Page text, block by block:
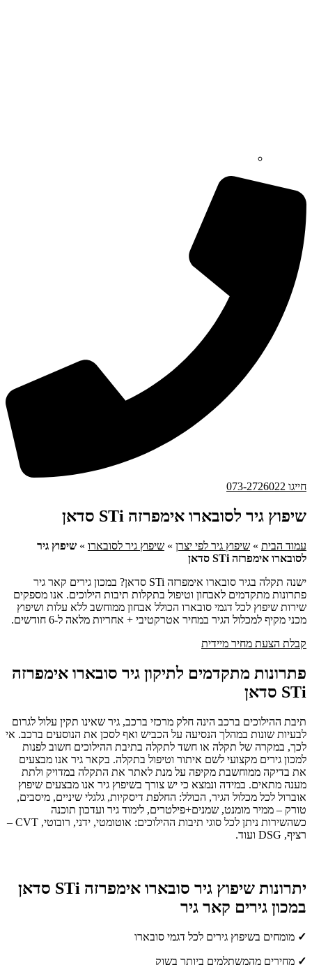
חייגו 073-2726022
שיפוץ גיר לסובארו אימפרזה STi סדאן
עמוד הבית » שיפוץ גיר לפי יצרן » שיפוץ גיר לסובארו » שיפוץ גיר
לסובארו אימפרזה STi סדאן
ישנה תקלה בגיר סובארו אימפרזה STi סדאן? במכון גירים קאר גיר
פתרונות מתקדמים לאבחון וטיפול בתקלות תיבות הילוכים. אנו מספקים
שירות שיפוץ לכל דגמי סובארו הכולל אבחון ממוחשב ללא עלות ושיפוץ
מכני מקיף למכלול הגיר במחיר אטרקטיבי + אחריות מלאה ל-6 חודשים.
קבלת הצעת מחיר מיידית
פתרונות מתקדמים לתיקון גיר סובארו אימפרזה
STi סדאן
תיבת ההילוכים ברכב הינה חלק מרכזי ברכב, גיר שאינו תקין עלול לגרום
לבעיות שונות במהלך הנסיעה על הכביש ואף לסכן את הנוסעים ברכב. אי
לכך, במקרה של תקלה או חשד לתקלה בתיבת ההילוכים חשוב לפנות
למכון גירים מקצועי לשם איתור וטיפול בתקלה. בקאר גיר אנו מבצעים
את בדיקה ממוחשבת מקיפה על מנת לאתר את התקלה במדויק ולתת
מענה מתאים. במידה ונמצא כי יש צורך בשיפוץ גיר אנו מבצעים שיפוץ
אוברול לכל מכלול הגיר, הכולל: החלפת דיסקיות, גלגלי שיניים, מיסבים,
טורק – ממיר מומנט, שמנים+פילטרים, לימוד גיר ועדכון תוכנה
כשהשירות ניתן לכל סוגי תיבות ההילוכים: אוטומטי, ידני, רובוטי, CVT –
רציף, DSG ועוד.
יתרונות שיפוץ גיר סובארו אימפרזה STi סדאן
במכון גירים קאר גיר
✓ מומחים בשיפוץ גירים לכל דגמי סובארו
✓ מחירים מהמשתלמים ביותר בשוק